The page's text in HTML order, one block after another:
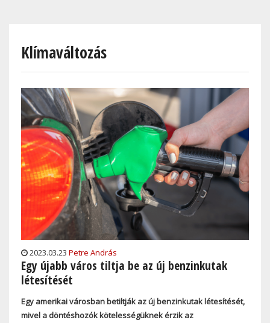
contentKlímaváltozás
2023.03.23 Petre András
Egy újabb város tiltja be az új benzinkutak
létesítését
Egy amerikai városban betiltják az új benzinkutak létesítését,
mivel a döntéshozók kötelességüknek érzik az